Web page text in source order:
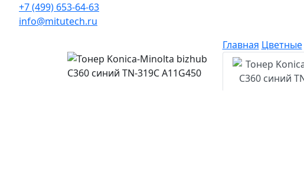
+7 (499) 653-64-63
info@mitutech.ru
Главная Цветные